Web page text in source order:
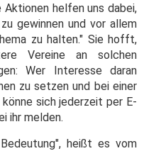
helfen uns dabei,
gewinnen und vor allem
zu halten." Sie hofft,
Vereine an solchen
Wer Interesse daran
zu setzen und bei einer
sich jederzeit per E-
ihr melden.
heißt es vom